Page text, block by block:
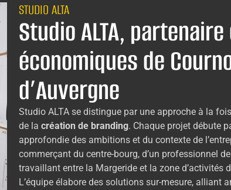
STUDIO ALTA
Studio ALTA,
économiques de
d’Auvergne
Studio ALTA se distingue par une approche à la
de la création de branding. Chaque projet débute
approfondie des ambitions et du contexte de
commerçant du centre-bourg, d’un professionnel
travaillant entre la Margeride et la zone d’activités
L’équipe élabore des solutions sur-mesure, alliant